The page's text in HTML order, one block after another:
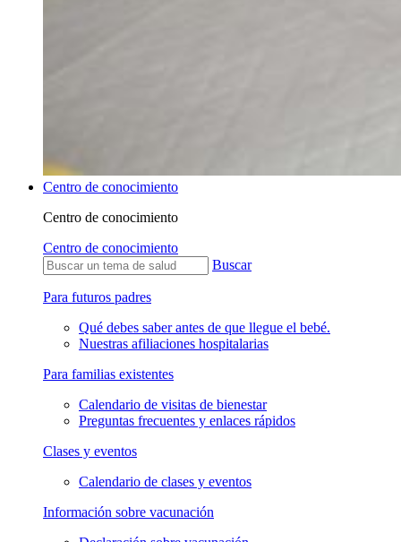
Centro de conocimiento
Centro de conocimiento
Centro de conocimiento
Buscar
Para futuros padres
Qué debes saber antes de que llegue el bebé.
Nuestras afiliaciones hospitalarias
Para familias existentes
Calendario de visitas de bienestar
Preguntas frecuentes y enlaces rápidos
Clases y eventos
Calendario de clases y eventos
Información sobre vacunación